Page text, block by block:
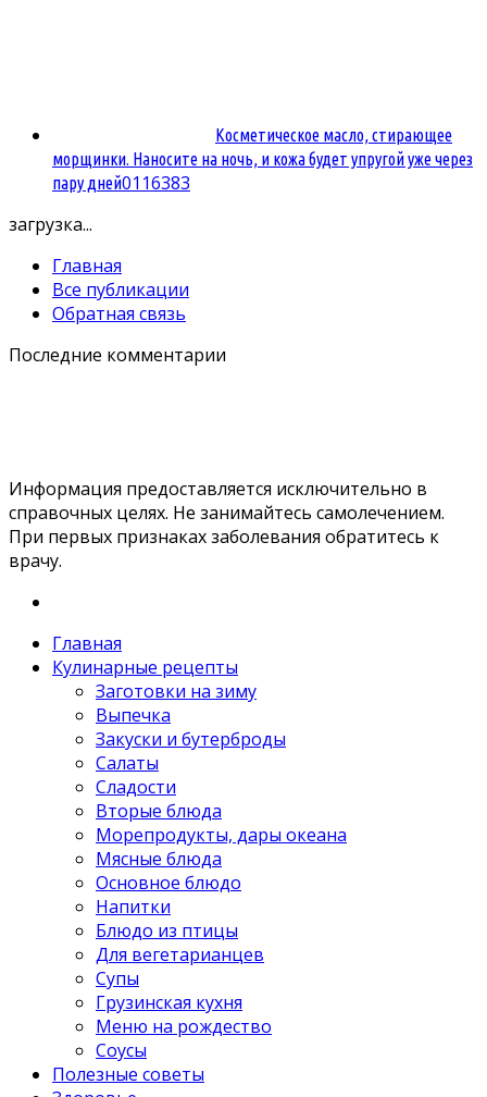
Косметическое масло, стирающее
морщинки. Наносите на ночь, и кожа будет упругой уже через
пару дней0116383
загрузка...
Главная
Все публикации
Обратная связь
Последние комментарии
Информация предоставляется исключительно в
справочных целях. Не занимайтесь самолечением.
При первых признаках заболевания обратитесь к
врачу.
Главная
Кулинарные рецепты
Заготовки на зиму
Выпечка
Закуски и бутерброды
Салаты
Сладости
Вторые блюда
Морепродукты, дары океана
Мясные блюда
Основное блюдо
Напитки
Блюдо из птицы
Для вегетарианцев
Супы
Грузинская кухня
Меню на рождество
Соусы
Полезные советы